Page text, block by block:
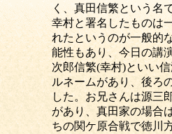
く、真田信繁という名
幸村と署名したものは
れたというのが一般的
能性もあり、今日の講
次郎信繁(幸村)といい
ルネームがあり、後ろ
した。お兄さんは源三
があり、真田家の場合
ちの関ケ原合戦で徳川